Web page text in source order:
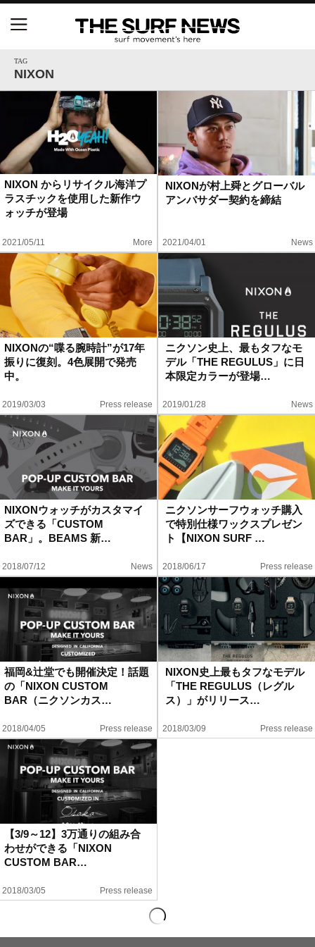
TAG
NIXON
NIXON からリサイクル海洋プ
ラスチックを使用した新作ウ
ォッチが登場
2021/05/11 More
NIXONが村上舜とグローバル
アンバサダー契約を締結
2021/04/01 News
NIXONの“喋る腕時計”が17年
振りに復刻。4色展開で発売
中。
2019/03/03 Press release
ニクソン史上、最もタフなモ
デル「THE REGULUS」に日
本限定カラーが登場…
2019/01/28 News
NIXONウォッチがカスタマイ
ズできる「CUSTOM
BAR」。BEAMS 新…
2018/07/12 News
ニクソンサーフウォッチ購入
で特別仕様ワックスプレゼン
ト【NIXON SURF …
2018/06/17 Press release
福岡&辻堂でも開催決定！話題
の「NIXON CUSTOM
BAR（ニクソンカス…
2018/04/05 Press release
NIXON史上最もタフなモデル
「THE REGULUS（レグル
ス）」がリリース…
2018/03/09 Press release
【3/9～12】3万通りの組み合
わせができる「NIXON
CUSTOM BAR…
2018/03/05 Press release
【五十嵐カノア独占インタビュー】旧友レオ、ジャ
ックとの豪華プライベートセッション
S.ONE ショート＆ロング開幕戦・現地リポート（高
橋みなと）
ニュース
特集
試合
ハウツー
ホリデースタイル
ウェストジャパン
イベント・リリース
FOLLOW US ON